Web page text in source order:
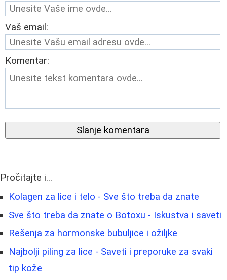
Vaš email:
Komentar:
Slanje komentara
Pročitajte i...
Kolagen za lice i telo - Sve što treba da znate
Sve što treba da znate o Botoxu - Iskustva i saveti
Rešenja za hormonske bubuljice i ožiljke
Najbolji piling za lice - Saveti i preporuke za svaki
tip kože